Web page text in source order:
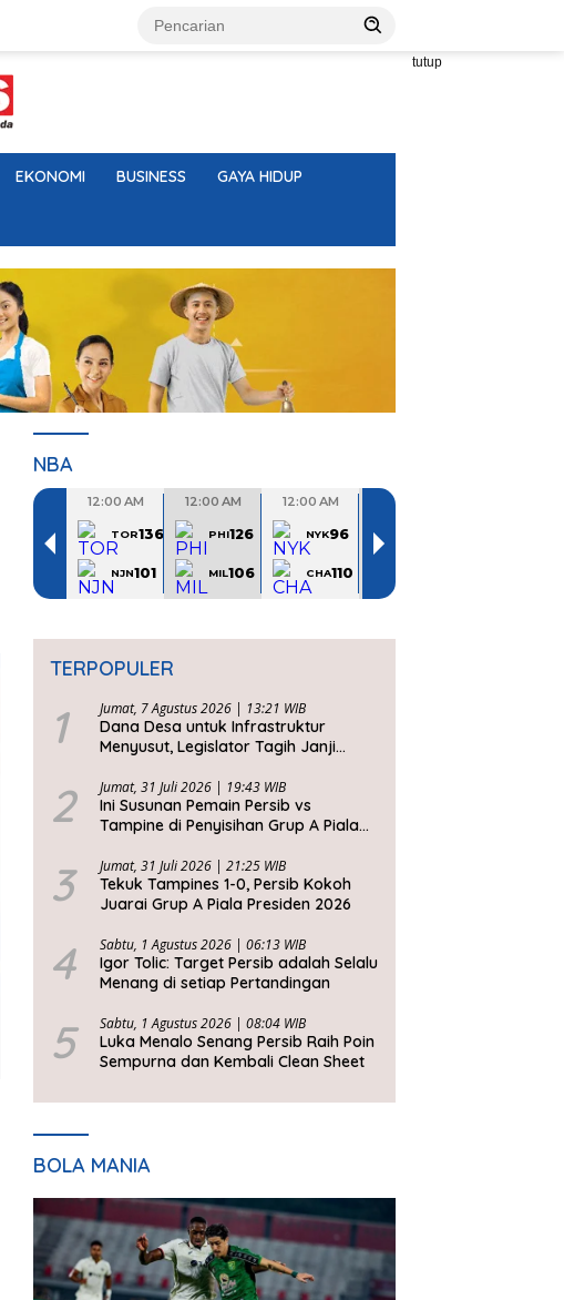
tutup
EKONOMI BUSINESS GAYA HIDUP
NBA
TERPOPULER
1 Jumat, 7 Agustus 2026 | 13:21 WIB
Dana Desa untuk Infrastruktur
Menyusut, Legislator Tagih Janji
2 Jumat, 31 Juli 2026 | 19:43 WIB
Ini Susunan Pemain Persib vs
Tampine di Penyisihan Grup A Piala
3 Jumat, 31 Juli 2026 | 21:25 WIB
Tekuk Tampines 1-0, Persib Kokoh
Juarai Grup A Piala Presiden 2026
4 Sabtu, 1 Agustus 2026 | 06:13 WIB
Igor Tolic: Target Persib adalah Selalu
Menang di setiap Pertandingan
5 Sabtu, 1 Agustus 2026 | 08:04 WIB
Luka Menalo Senang Persib Raih Poin
Sempurna dan Kembali Clean Sheet
BOLA MANIA